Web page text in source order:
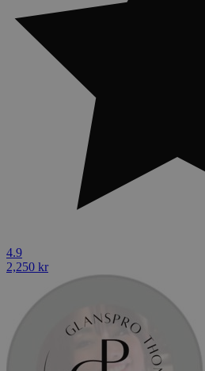
4.9
2,250 kr